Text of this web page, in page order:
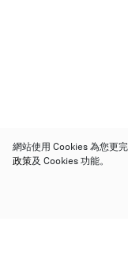
網站使用 Cookies 為您更
政策及 Cookies 功能。